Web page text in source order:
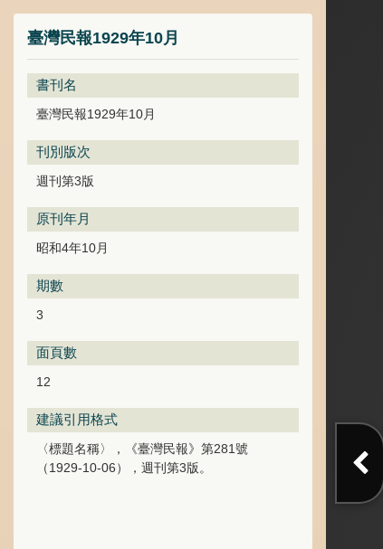
臺灣民報1929年10月
書刊名
臺灣民報1929年10月
刊別版次
週刊第3版
原刊年月
昭和4年10月
期數
3
面頁數
12
建議引用格式
〈標題名稱〉，《臺灣民報》第281號
（1929-10-06），週刊第3版。